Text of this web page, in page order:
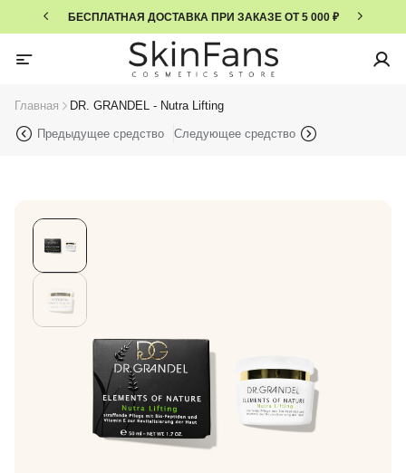
БЕСПЛАТНАЯ ДОСТАВКА ПРИ ЗАКАЗЕ ОТ 5 000 ₽
Главная DR. GRANDEL - Nutra Lifting
Предыдущее средство Следующее средство